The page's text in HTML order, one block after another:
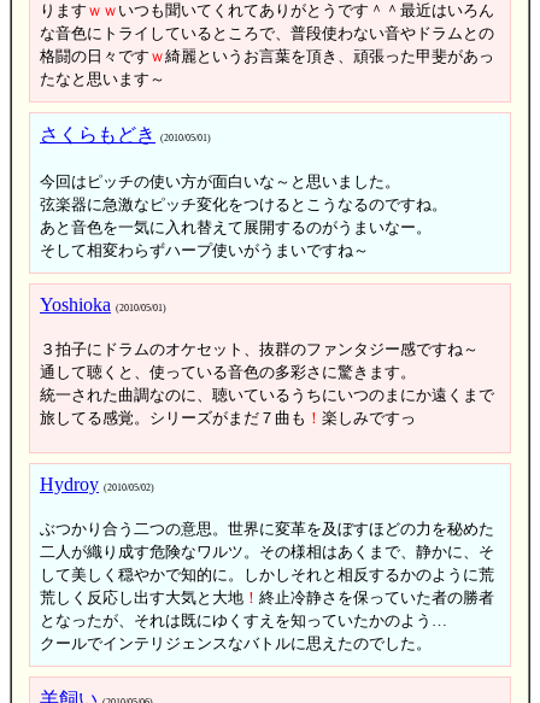
ります ｗ ｗ いつも聞いてくれてありがとうです＾＾最近はいろん
な音色にトライしているところで、普段使わない音やドラムとの
格闘の日々です ｗ綺麗というお言葉を頂き、頑張った甲斐があっ
たなと思います～
さくらもどき (2010/05/01)
今回はピッチの使い方が面白いな～と思いました。
弦楽器に急激なピッチ変化をつけるとこうなるのですね。
あと音色を一気に入れ替えて展開するのがうまいなー。
そして相変わらずハープ使いがうまいですね～
Yoshioka (2010/05/01)
３拍子にドラムのオケセット、抜群のファンタジー感ですね～
通して聴くと、使っている音色の多彩さに驚きます。
統一された曲調なのに、聴いているうちにいつのまにか遠くまで
旅してる感覚。シリーズがまだ７曲も ！ 楽しみですっ
Hydroy (2010/05/02)
ぶつかり合う二つの意思。世界に変革を及ぼすほどの力を秘めた
二人が織り成す危険なワルツ。その様相はあくまで、静かに、そ
して美しく穏やかで知的に。しかしそれと相反するかのように荒
荒しく反応し出す大気と大地 ！ 終止冷静さを保っていた者の勝者
となったが、それは既にゆくすえを知っていたかのよう…
クールでインテリジェンスなバトルに思えたのでした。
羊飼い